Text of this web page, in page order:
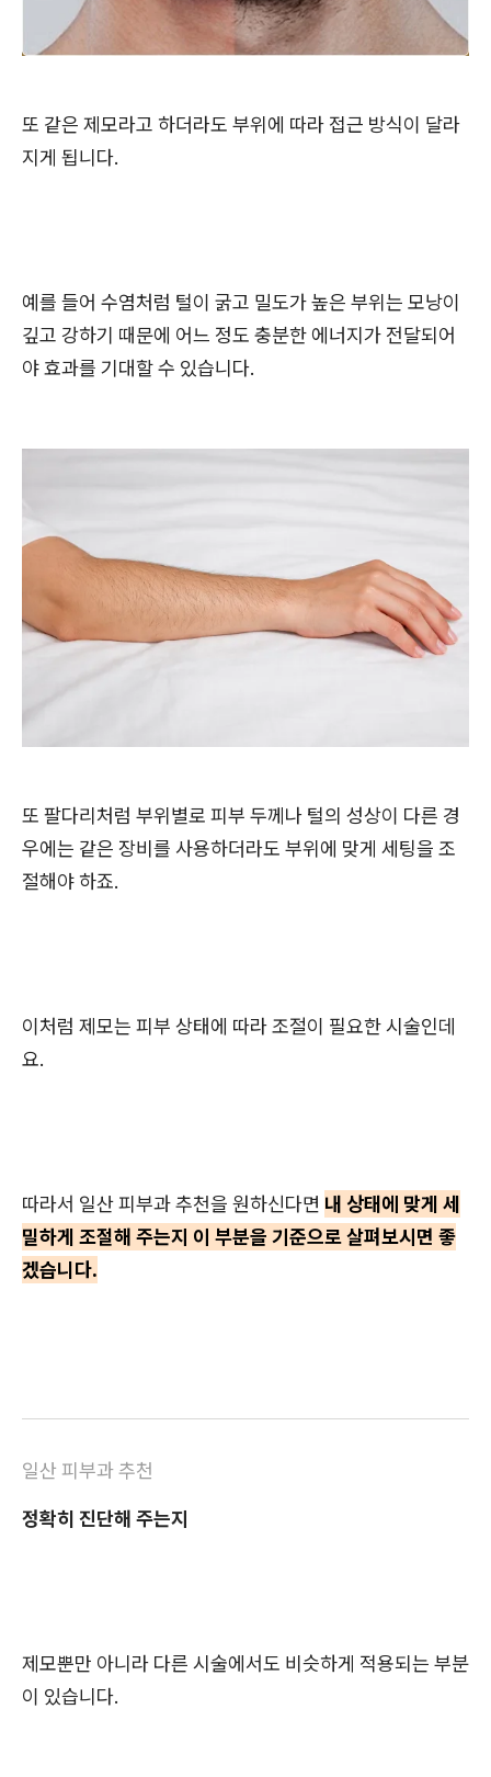
또 같은 제모라고 하더라도 부위에 따라 접근 방식이 달라
지게 됩니다.
예를 들어 수염처럼 털이 굵고 밀도가 높은 부위는 모낭이
깊고 강하기 때문에 어느 정도 충분한 에너지가 전달되어
야 효과를 기대할 수 있습니다.
또 팔다리처럼 부위별로 피부 두께나 털의 성상이 다른 경
우에는 같은 장비를 사용하더라도 부위에 맞게 세팅을 조
절해야 하죠.
이처럼 제모는 피부 상태에 따라 조절이 필요한 시술인데
요.
따라서 일산 피부과 추천을 원하신다면 내 상태에 맞게 세
밀하게 조절해 주는지 이 부분을 기준으로 살펴보시면 좋
겠습니다.
일산 피부과 추천
정확히 진단해 주는지
제모뿐만 아니라 다른 시술에서도 비슷하게 적용되는 부분
이 있습니다.